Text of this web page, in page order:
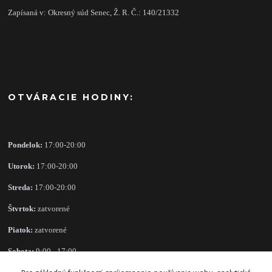
Zapísaná v: Okresný súd Senec, Ž. R. Č.: 140/21332
OTVÁRACIE HODINY:
Pondelok: 17:00-20:00
Utorok: 17:00-20:00
Streda: 17:00-20:00
Štvrtok: zatvorené
Piatok: zatvorené
Sobota:9:00 - 17:00